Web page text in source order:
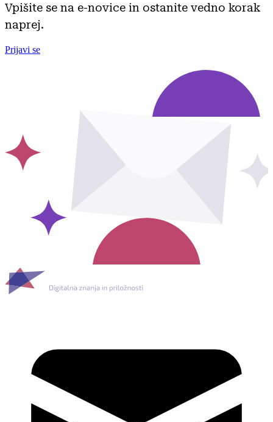
Vpišite se na e-novice in ostanite vedno korak
naprej.
Prijavi se